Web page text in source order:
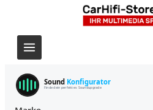
Sound Konfigurator
Finde dein perfektes Soundupgrade